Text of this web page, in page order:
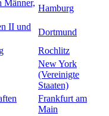
Männer,
Hamburg
II und
Dortmund
Rochlitz
New York
(Vereinigte
Staaten)
Frankfurt am
Main